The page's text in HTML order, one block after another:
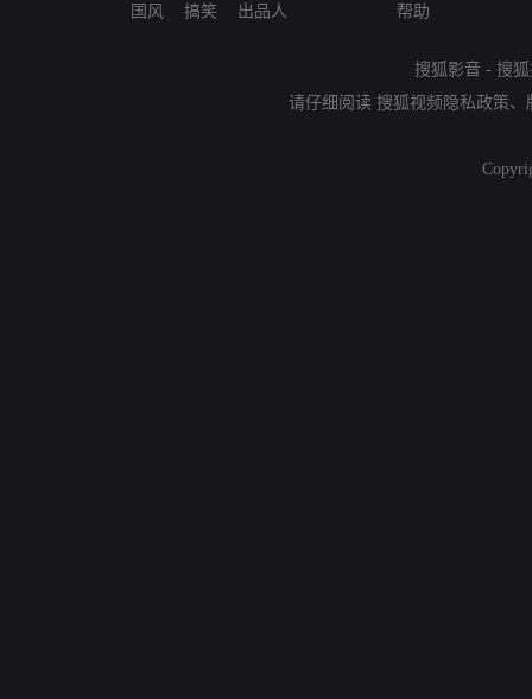
国风
搞笑
出品人
帮助
搜狐影音 - 搜
请仔细阅读 搜狐视频隐私政策、